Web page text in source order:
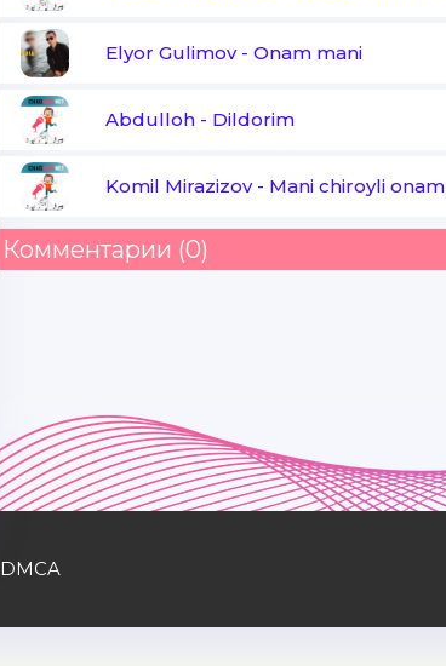
Elyor Gulimov- Onam mani
Abdulloh - Dildorim
Komil Mirazizov- Mani chiroyli onam
Комментарии (0)
DMCA